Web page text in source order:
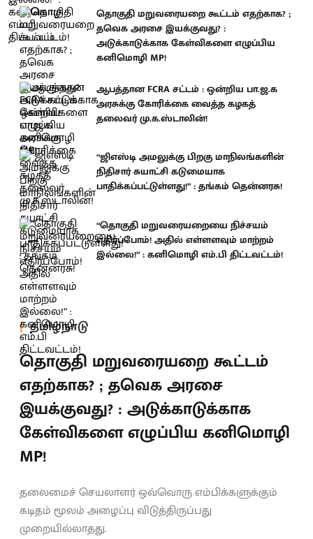
தொகுதி மறுவரையறை கூட்டம் எதற்காக? ;
தவெக அரசை இயக்குவது? :
அடுக்காடுக்காக கேள்விகளை எழுப்பிய
கனிமொழி MP!
ஆபத்தான FCRA சட்டம் : ஒன்றிய பா.ஜ.க
அரசுக்கு கோரிக்கை வைத்த கழகத்
தலைவர் மு.க.ஸ்டாலின்!
“ஜிஎஸ்டி அமலுக்கு பிறகு மாநிலங்களின்
நிதிசார் சுயாட்சி கடுமையாக
பாதிக்கப்பட்டுள்ளது!” : தங்கம் தென்னரசு!
“தொகுதி மறுவரையறையை நிச்சயம்
எதிர்ப்போம்! அதில் எள்ளளவும் மாற்றம்
இல்லை!” : கனிமொழி எம்.பி திட்டவட்டம்!
தமிழ்நாடு
தொகுதி மறுவரையறை கூட்டம்
எதற்காக? ; தவெக அரசை
இயக்குவது? : அடுக்காடுக்காக
கேள்விகளை எழுப்பிய கனிமொழி
MP!
தலைமைச் செயலாளர் ஒவ்வொரு எம்பிக்களுக்கும்
கடிதம் மூலம் அழைப்பு விடுத்திருப்பது
முறையில்லாதது.